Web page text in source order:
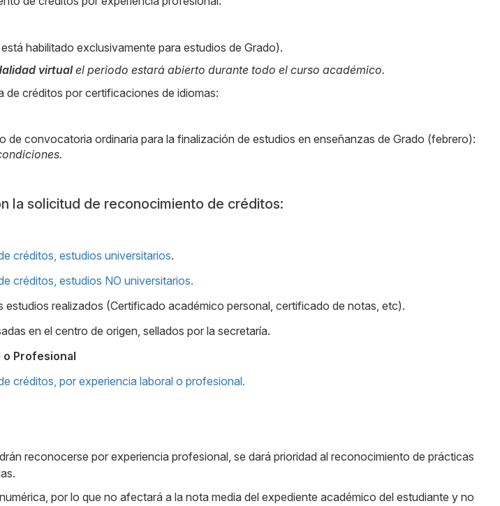
habilitado exclusivamente para estudios de Grado).
virtualel periodo estará abierto durante todo el curso académico.
de créditos por certificaciones de idiomas:
de convocatoria ordinaria para la finalización de estudios en enseñanzas de Grado (febrero):
la solicitud de reconocimiento de créditos:
créditos, estudios universitarios.
créditos, estudios NO universitarios.
realizados (Certificado académico personal, certificado de notas, etc).
en el centro de origen, sellados por la secretaría.
o Profesional
créditos, por experiencia laboral o profesional.
reconocerse por experiencia profesional, se dará prioridad al reconocimiento de prácticas
por lo que no afectará a la nota media del expediente académico del estudiante y no